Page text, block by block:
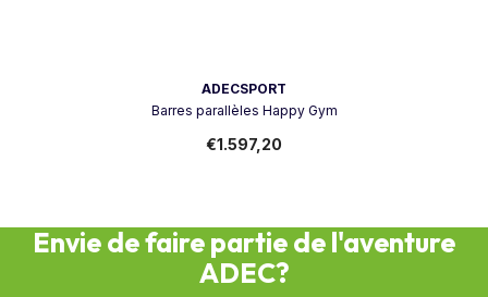
ADECSPORT
Barres parallèles Happy Gym
€1.597,20
Envie de faire partie de l'aventure
ADEC?